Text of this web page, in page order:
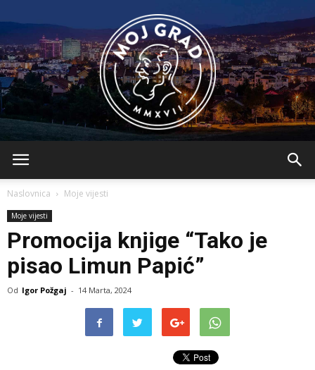
Naslovnica Moje vijesti
Moje vijesti
Promocija knjige “Tako je
pisao Limun Papić”
Od Igor Požgaj - 14 Marta, 2024